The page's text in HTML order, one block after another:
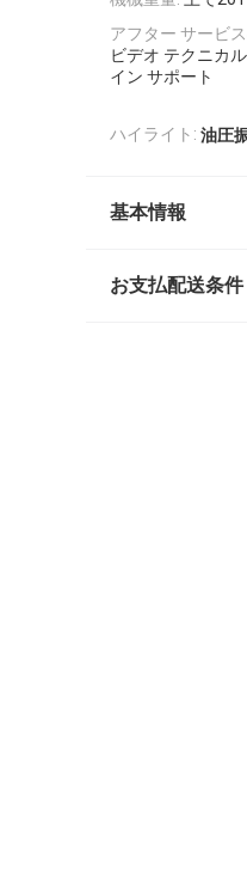
アフター サービ
ビデオ テクニカ
イン サポート
ハイライト: 油圧
基本情報
お支払配送条件